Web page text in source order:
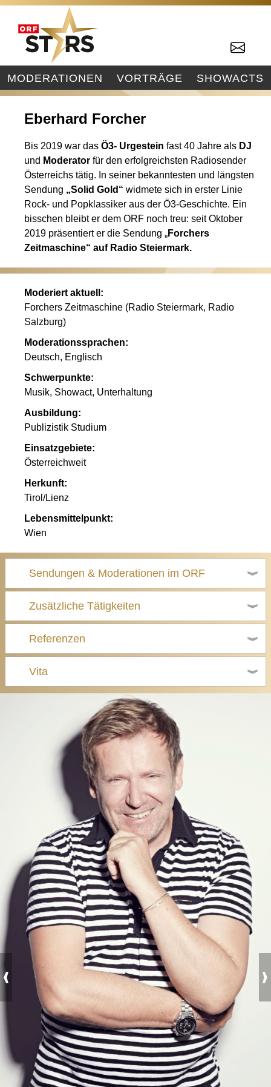
MODERATIONEN VORTRÄGE SHOWACTS
Eberhard Forcher
Bis 2019 war dasÖ3- Urgestein fast 40 Jahre als DJ
und Moderatorfür den erfolgreichsten Radiosender
Österreichs tätig. In seiner bekanntesten und längsten
Sendung „Solid Gold“ widmete sich in erster Linie
Rock- und Popklassiker aus der Ö3-Geschichte. Ein
bisschen bleibt er dem ORF noch treu: seit Oktober
2019 präsentiert er die Sendung „Forchers
Zeitmaschine“ auf Radio Steiermark.
Moderiert aktuell:
Forchers Zeitmaschine (Radio Steiermark, Radio
Salzburg)
Moderationssprachen:
Deutsch, Englisch
Schwerpunkte:
Musik, Showact, Unterhaltung
Ausbildung:
Publizistik Studium
Einsatzgebiete:
Österreichweit
Herkunft:
Tirol/Lienz
Lebensmittelpunkt:
Wien
Sendungen & Moderationen im ORF
Zusätzliche Tätigkeiten
Referenzen
Vita